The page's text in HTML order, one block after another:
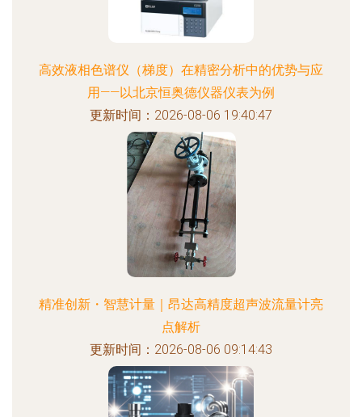
高效液相色谱仪（梯度）在精密分析中的优势与应
用——以北京恒奥德仪器仪表为例
更新时间：2026-08-06 19:40:47
精准创新・智慧计量｜昂达高精度超声波流量计亮
点解析
更新时间：2026-08-06 09:14:43